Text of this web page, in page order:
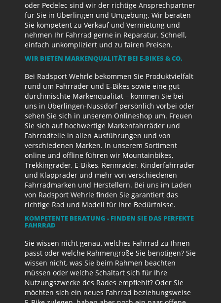
oder Pedelec sind wir der richtige Ansprechpartner
für Sie in Überlingen und Umgebung. Wir beraten
Sie kompetent zu Verkauf und Vermietung und
nehmen Ihr Fahrrad gerne in Reparatur. Schnell,
einfach unkompliziert und zu fairen Preisen.
WIR BIETEN MARKENQUALITÄT BEI E-BIKES & CO.
Bei Radsport Wehrle bekommen Sie Produktvielfalt
rund um Fahrräder und E-Bikes sowie eine gut
durchmischte Markenqualität – kommen Sie bei
uns in Überlingen-Nussdorf persönlich vorbei oder
sehen Sie sich in unserem Onlineshop um. Freuen
Sie sich auf hochwertige Markenfahrräder und
Fahrradteile in allen Ausführungen und von
verschiedenen Marken. In unserem Sortiment
online und offline führen wir Mountainbikes,
Trekkingräder, E-Bikes, Rennräder, Kinderfahrräder
und Klappräder und mehr von verschiedenen
Fahrradmarken und Herstellern. Bei uns im Laden
von Radsport Wehrle finden Sie garantiert das
richtige Rad und Modell für Ihre Bedürfnisse.
KOMPETENTE BERATUNG - FINDEN SIE DAS PERFEKTE
FAHRRAD
Sie wissen nicht genau, welches Fahrrad zu Ihnen
passt oder welche Rahmengröße Sie benötigen? Sie
wissen nicht, was Sie beim Rahmen beachten
müssen oder welche Schaltart sich für Ihre
Nutzungszwecke des Rades empfiehlt? Oder Sie
möchten sich ein neues Fahrrad beziehungsweise